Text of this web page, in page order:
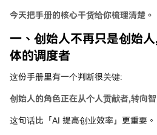
今天把手册的核心干货给你梳理清楚。
一、创始人不再只是创始
体的调度者
这份手册里有一个判断很关键:
创始人的角色正在从个人贡献者,转向
这句话比「AI 提高创业效率」更重要。